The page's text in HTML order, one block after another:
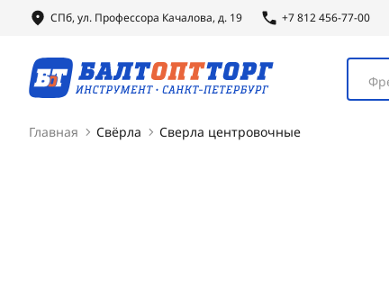
СПб, ул. Профессора Качалова, д. 19 +7 812 456-77-00
Главная Свёрла Сверла центровочные